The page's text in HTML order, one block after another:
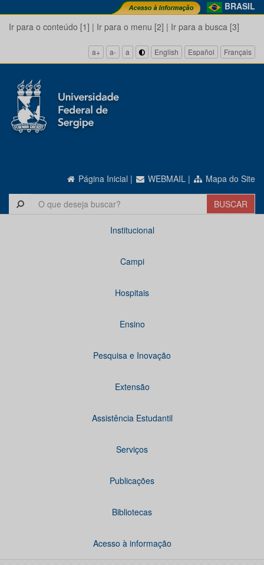
BRASIL
Ir para o conteúdo [1] | Ir para o menu [2] | Ir para a busca [3]
a+ a- a English Español Français
Página Inicial | WEBMAIL | Mapa do Site
Institucional
Campi
Hospitais
Ensino
Pesquisa e Inovação
Extensão
Assistência Estudantil
Serviços
Publicações
Bibliotecas
Acesso à informação